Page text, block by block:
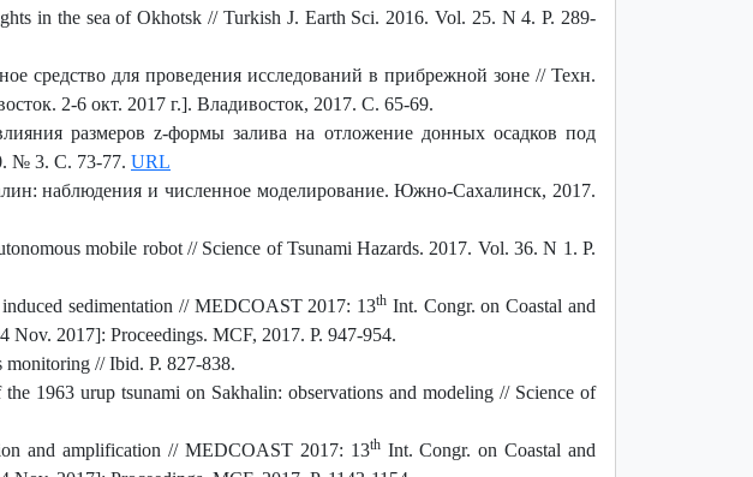
in the sea of Okhotsk // Turkish J. Earth Sci. 2016. Vol. 25. N 4. P. 289-
средство для проведения исследований в прибрежной зоне // Техн.
2-6 окт. 2017 г.]. Владивосток, 2017. С. 65-69.
размеров z-формы залива на отложение донных осадков под
№ 3. С. 73-77. URL
наблюдения и численное моделирование. Южно-Сахалинск, 2017.
mobile robot // Science of Tsunami Hazards. 2017. Vol. 36. N 1. P.
sedimentation // MEDCOAST 2017: 13th Int. Congr. on Coastal and
Nov. 2017]: Proceedings. MCF, 2017. P. 947-954.
// Ibid. P. 827-838.
1963 urup tsunami on Sakhalin: observations and modeling // Science of
and amplification // MEDCOAST 2017: 13thInt. Congr. on Coastal and